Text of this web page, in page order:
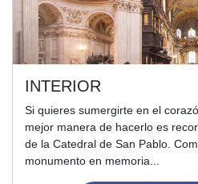
INTERIOR
Si quieres sumergirte en el
mejor manera de hacerlo es
de la Catedral de San Pablo.
monumento en memoria...